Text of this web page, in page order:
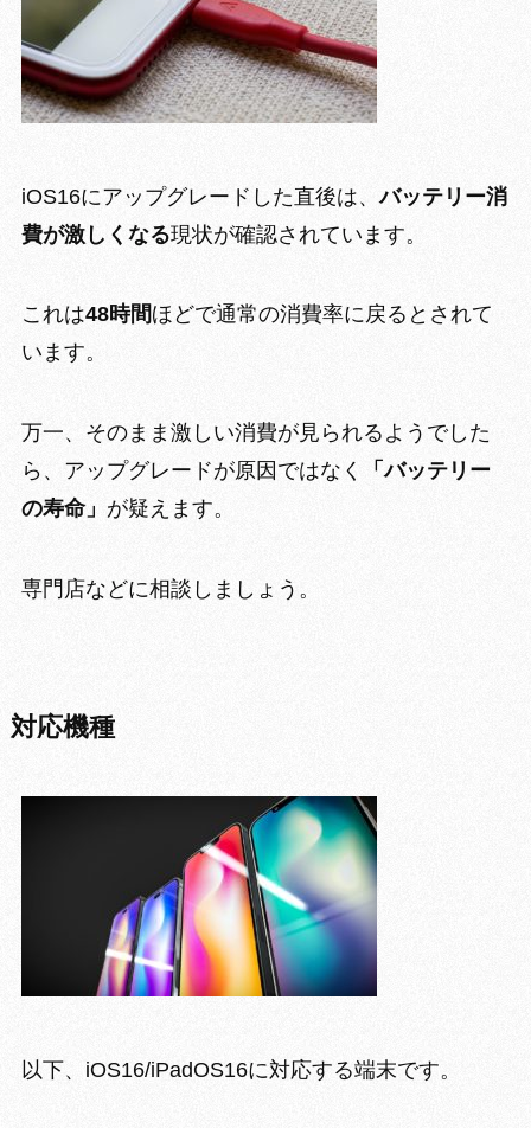
iOS16にアップグレードした直後は、バッテリー消
費が激しくなる現状が確認されています。
これは48時間ほどで通常の消費率に戻る とされて
います。
万一、そのまま激しい消費が見られるようでした
ら、アップグレードが原因ではなく
「バッテリー
の寿命」 が疑えます。
専門店などに相談 しましょう。
対応機種
以下、iOS16/iPadOS16に対応する端末です。